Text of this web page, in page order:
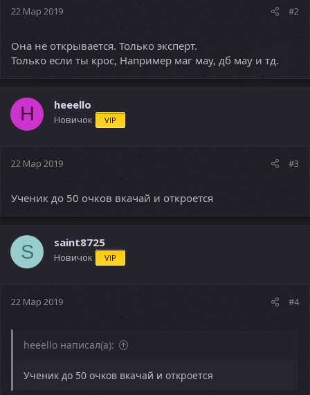
22 Мар 2019 #2
Она не открывается. Только эксперт.
Только если ты крос, Например маг мау, дб мау и тд.
H heeello
Новичок VIP
22 Мар 2019 #3
Ученик до 50 очков вкачай и откроется
S saint8725
Новичок VIP
22 Мар 2019 #4
heeello написал(а):
Ученик до 50 очков вкачай и откроется